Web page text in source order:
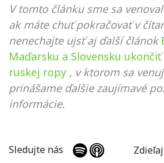
V tomto článku sme sa
ak máte chuť pokračovať v
nenechajte ujsť aj ďalší článok
Maďarsku a Slovensku
ruskej ropy , v ktorom sa
prinášame ďalšie zaujímavé
informácie.
Sledujte nás